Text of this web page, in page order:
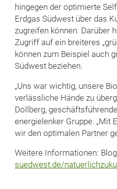
hingegen der optimierte
Erdgas Südwest über das
zugreifen können. Darüber
Zugriff auf ein breiteres
können zum Beispiel auch
Südwest beziehen.
„Uns war wichtig, unsere
verlässliche Hände zu
Dollberg,
energielenker Gruppe. „Mit
wir den optimalen Partner
Weitere Informationen:
suedwest.de/